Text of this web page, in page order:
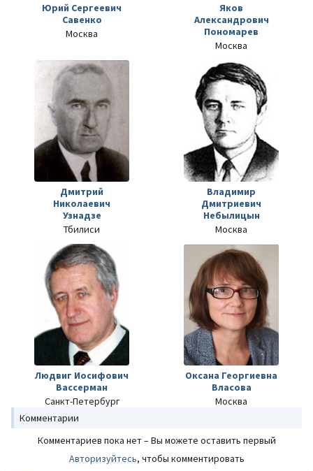
Юрий Сергеевич
Савенко
Москва
Яков
Александрович
Пономарев
Москва
Дмитрий
Николаевич
Узнадзе
Тбилиси
Владимир
Дмитриевич
Небылицын
Москва
Людвиг Иосифович
Вассерман
Санкт-Петербург
Оксана Георгиевна
Власова
Москва
Комментарии
Комментариев пока нет – Вы можете оставить первый
Авторизуйтесь, чтобы комментировать